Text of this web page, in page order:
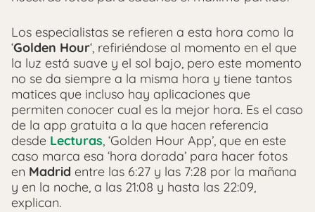
Los especialistas se refieren a esta hora como la
‘Golden Hour‘, refiriéndose al momento en el que
la luz está suave y el sol bajo, pero este momento
no se da siempre a la misma hora y tiene tantos
matices que incluso hay aplicaciones que
permiten conocer cual es la mejor hora. Es el caso
de la app gratuita a la que hacen referencia
desde Lecturas, ‘Golden Hour App’, que en este
caso marca esa ‘hora dorada’ para hacer fotos
en Madrid entre las 6:27 y las 7:28 por la mañana
y en la noche, a las 21:08 y hasta las 22:09,
explican.